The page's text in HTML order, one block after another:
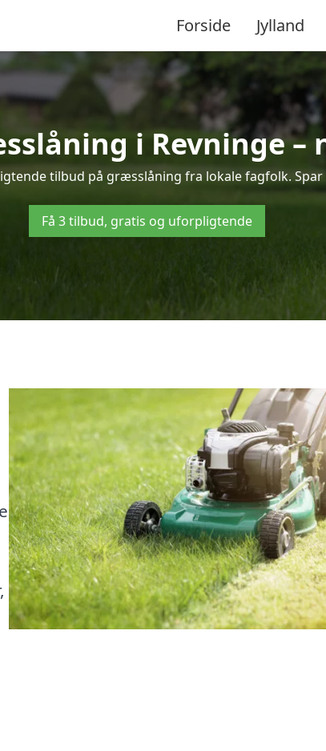
Forside Jylland
i Revninge
tilbud på græsslåning fra lokale fagfolk.
Få 3 tilbud, gratis og uforpligtende